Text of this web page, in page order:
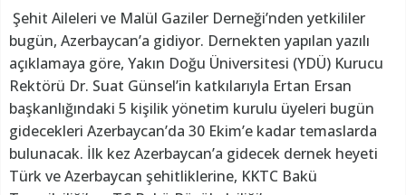
Şehit Aileleri ve Malül Gaziler Derneği’nden yetkililer
bugün, Azerbaycan’a gidiyor. Dernekten yapılan yazılı
açıklamaya göre, Yakın Doğu Üniversitesi (YDÜ) Kurucu
Rektörü Dr. Suat Günsel’in katkılarıyla Ertan Ersan
başkanlığındaki 5 kişilik yönetim kurulu üyeleri bugün
gidecekleri Azerbaycan’da 30 Ekim’e kadar temaslarda
bulunacak. İlk kez Azerbaycan’a gidecek dernek heyeti
Türk ve Azerbaycan şehitliklerine, KKTC Bakü